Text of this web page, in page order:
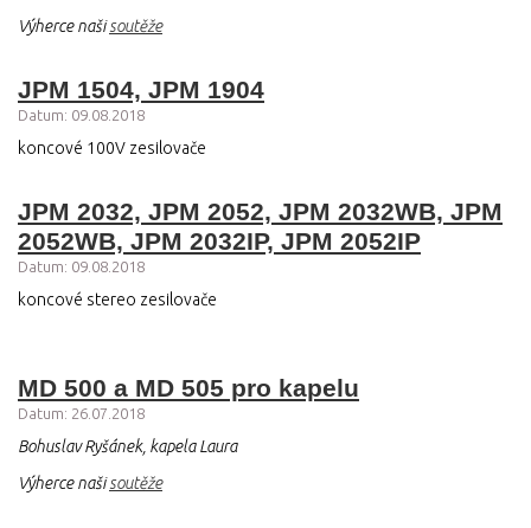
Výherce našisoutěže
JPM 1504, JPM 1904
Datum: 09.08.2018
koncové 100V zesilovače
JPM 2032, JPM 2052, JPM 2032WB, JPM
2052WB, JPM 2032IP, JPM 2052IP
Datum: 09.08.2018
koncové stereo zesilovače
MD 500 a MD 505 pro kapelu
Datum: 26.07.2018
Bohuslav Ryšánek, kapela Laura
Výherce našisoutěže